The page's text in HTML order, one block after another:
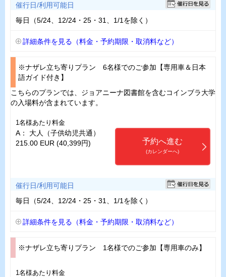
催行日/利用可能日
毎日（5/24、12/24・25・31、1/1を除く）
詳細条件を見る（料金・予約期限・取消料など）
※ナザレ立ち寄りプラン 6名様でのご参加【専用車＆日本
語ガイド付き】
こちらのプランでは、ジョアニーナ図書館を含むコインブラ大学
の入場料が含まれています。
1名様あたり料金
A： 大人（子供幼児共通）
215.00 EUR (40,399円)
予約へ進む
(カレンダーへ)
催行日/利用可能日
毎日（5/24、12/24・25・31、1/1を除く）
詳細条件を見る（料金・予約期限・取消料など）
※ナザレ立ち寄りプラン 1名様でのご参加【専用車のみ】
1名様あたり料金